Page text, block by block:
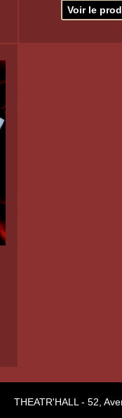
Voir le
THEATR'HALL - 52,